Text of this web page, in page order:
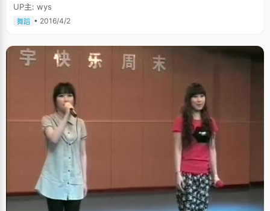
UP主: wys
舞蹈 • 2016/4/2